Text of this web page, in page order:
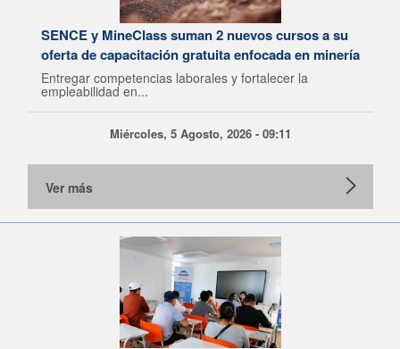
SENCE y MineClass suman 2 nuevos cursos a su
oferta de capacitación gratuita enfocada en minería
Entregar competencias laborales y fortalecer la
empleabilidad en...
Miércoles, 5 Agosto, 2026 - 09:11
Ver más